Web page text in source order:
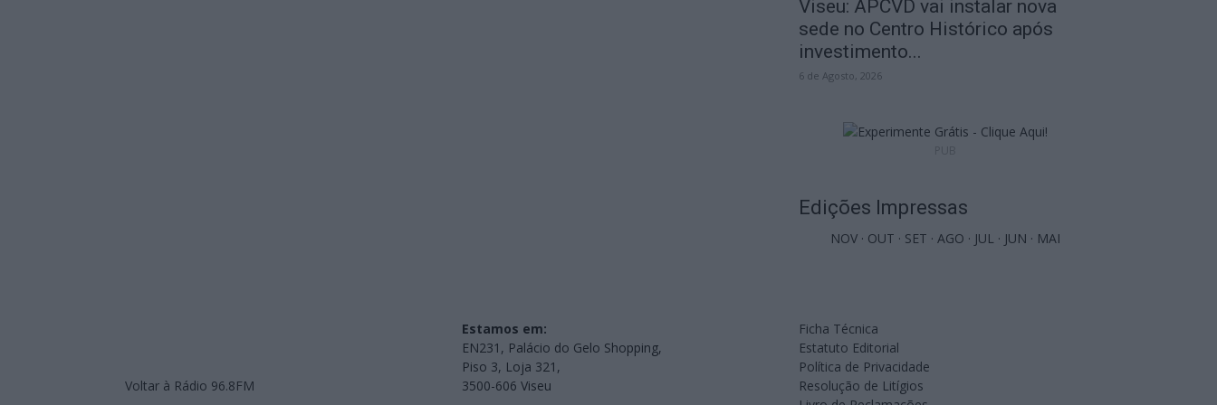
Viseu: APCVD vai instalar nova
sede no Centro Histórico após
investimento...
6 de Agosto, 2026
Edições Impressas
NOV · OUT · SET · AGO · JUL · JUN · MAI
Voltar à Rádio 96.8FM
Estamos em:
EN231, Palácio do Gelo Shopping,
Piso 3, Loja 321,
3500-606 Viseu
Ficha Técnica
Estatuto Editorial
Política de Privacidade
Resolução de Litígios